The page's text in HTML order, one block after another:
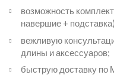
возможность
навершие +
вежливую
длины и аксессуаров;
быструю доставку по